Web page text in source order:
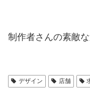
制作者さんの素敵
デザイン 店舗